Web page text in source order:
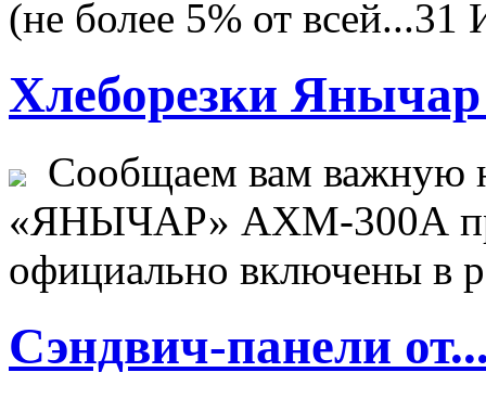
(не более 5% от всей...31
Хлеборезки Янычар
Сообщаем вам важную
«ЯНЫЧАР» АХМ-300А
официально включены в
Сэндвич-панели